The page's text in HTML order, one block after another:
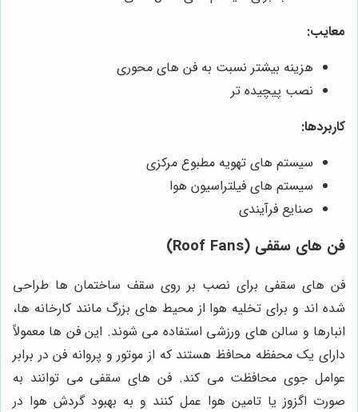
معایب:
هزینه بیشتر نسبت به فن های محوری
نصب پیچیده تر
کاربردها:
سیستم های تهویه مطبوع مرکزی
سیستم های فیلتراسیون هوا
صنایع فرآیندی
فن های سقفی (Roof Fans)
فن های سقفی برای نصب بر روی سقف ساختمان ها طراحی
شده اند و برای تخلیه هوا از محیط های بزرگ مانند کارخانه ها،
انبارها و سالن های ورزشی استفاده می شوند. این فن ها معمولاً
دارای یک محفظه محافظ هستند که از موتور و پروانه فن در برابر
عوامل جوی محافظت می کند. فن های سقفی می توانند به
صورت اگزوز یا تامین هوا عمل کنند و به بهبود گردش هوا در